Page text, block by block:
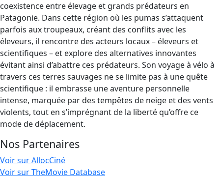
coexistence entre élevage et grands prédateurs en
Patagonie. Dans cette région où les pumas s’attaquent
parfois aux troupeaux, créant des conflits avec les
éleveurs, il rencontre des acteurs locaux – éleveurs et
scientifiques – et explore des alternatives innovantes
évitant ainsi d’abattre ces prédateurs. Son voyage à vélo à
travers ces terres sauvages ne se limite pas à une quête
scientifique : il embrasse une aventure personnelle
intense, marquée par des tempêtes de neige et des vents
violents, tout en s’imprégnant de la liberté qu’offre ce
mode de déplacement.
Nos Partenaires
Voir sur AllocCiné
Voir sur TheMovie Database